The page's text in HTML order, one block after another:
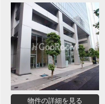
物件の詳細を見る